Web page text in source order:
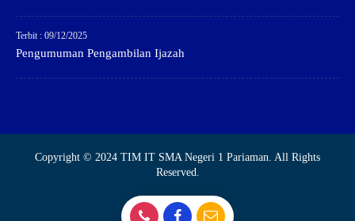
Terbit : 09/12/2025
Pengumuman Pengambilan Ijazah
Copyright © 2024 TIM IT SMA Negeri 1 Pariaman. All Rights
Reserved.